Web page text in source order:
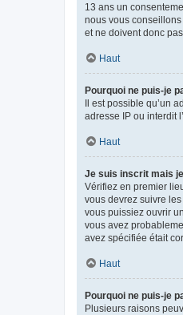
13 ans un
nous vous
et ne doivent donc
Haut
Pourquoi ne puis-je
Il est possible qu’un
adresse IP ou interdit
Haut
Je suis inscrit mais
Vérifiez en premier
vous devrez suivre
vous puissiez ouvrir
vous avez
avez spécifiée était
Haut
Pourquoi ne puis-je
Plusieurs raisons